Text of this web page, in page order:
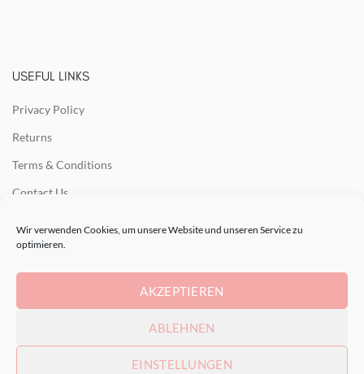
Wir verwenden Cookies, um unsere Website und unseren Service zu
optimieren.
AKZEPTIEREN
ABLEHNEN
EINSTELLUNGEN
USEFUL LINKS
Privacy Policy
Returns
Terms & Conditions
Contact Us
Our Sitemap
RECENT POSTS